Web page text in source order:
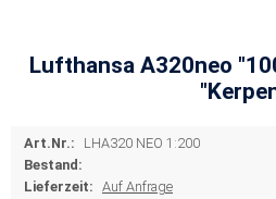
Lufthansa A320neo
Art.Nr.:
LHA320 NEO 1:200
Bestand:
Lieferzeit: Auf Anfrage